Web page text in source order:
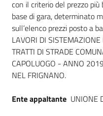
con il criterio del prezzo
base di gara, determinato
sull’elenco prezzi posto a
LAVORI DI
TRATTI DI STRADE
CAPOLUOGO - ANNO
NEL FRIGNANO.
Ente appaltante UNIONE